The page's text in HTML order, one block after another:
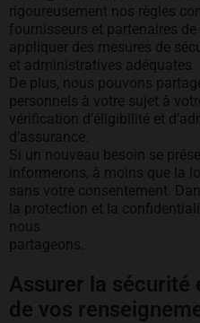
rigoureusement nos règles
fournisseurs et partenaires
appliquer des mesures de
et administratives adéquates.
De plus, nous pouvons
personnels à votre sujet à
vérification d’éligibilité et
d’assurance.
Si un nouveau besoin se
informerons, à moins que la
sans votre consentement.
la protection et la
nous
partageons.
Assurer la
de vos